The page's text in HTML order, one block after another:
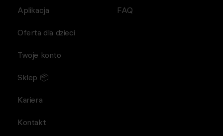
Aplikacja FAQ
Oferta dla dzieci
Twoje konto
Sklep 📦
Kariera
Kontakt